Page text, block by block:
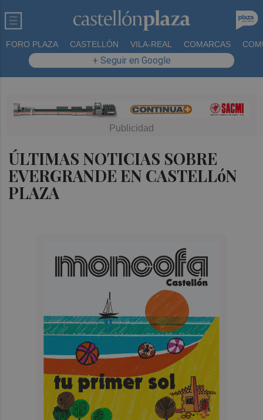
FORO PLAZA CASTELLÓN VILA-REAL COMARCAS
+ Seguir en Google
ÚLTIMAS NOTICIAS SOBRE
EVERGRANDE EN CASTELLóN
PLAZA